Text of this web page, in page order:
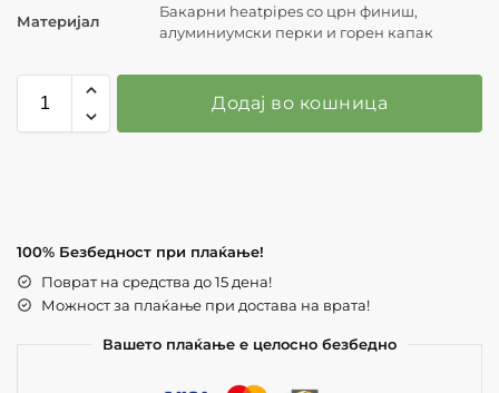
Материјал
Бакарни heatpipes со црн финиш,
алуминиумски перки и горен капак
Додај во кошница
100% Безбедност при плаќање!
Поврат на средства до 15 дена!
Можност за плаќање при достава на врата!
Вашето плаќање е целосно безбедно